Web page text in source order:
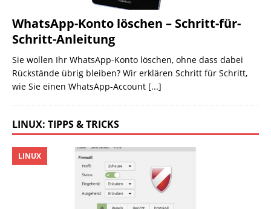
WhatsApp-Konto löschen – Schritt-für-
Schritt-Anleitung
Sie wollen Ihr WhatsApp-Konto löschen, ohne dass dabei
Rückstände übrig bleiben? Wir erklären Schritt für Schritt,
wie Sie einen WhatsApp-Account [...]
LINUX: TIPPS & TRICKS
LINUX